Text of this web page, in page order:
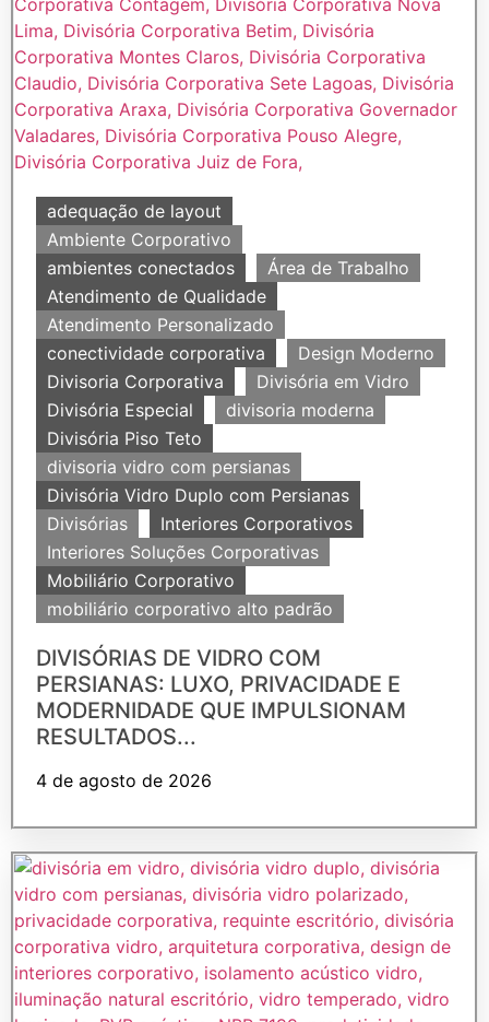
adequação de layout
Ambiente Corporativo
ambientes conectados
Área de Trabalho
Atendimento de Qualidade
Atendimento Personalizado
conectividade corporativa
Design Moderno
Divisoria Corporativa
Divisória em Vidro
Divisória Especial
divisoria moderna
Divisória Piso Teto
divisoria vidro com persianas
Divisória Vidro Duplo com Persianas
Divisórias
Interiores Corporativos
Interiores Soluções Corporativas
Mobiliário Corporativo
mobiliário corporativo alto padrão
DIVISÓRIAS DE VIDRO COM
PERSIANAS: LUXO, PRIVACIDADE E
MODERNIDADE QUE IMPULSIONAM
RESULTADOS...
4 de agosto de 2026